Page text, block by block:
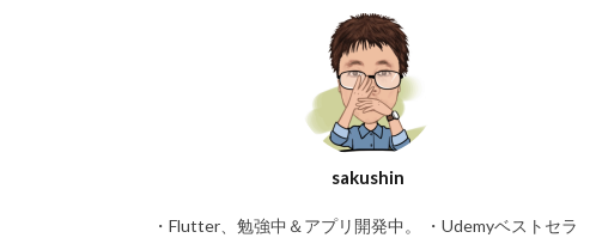
sakushin
・Flutter、勉強中＆アプリ開発中。 ・Udemyベストセラ